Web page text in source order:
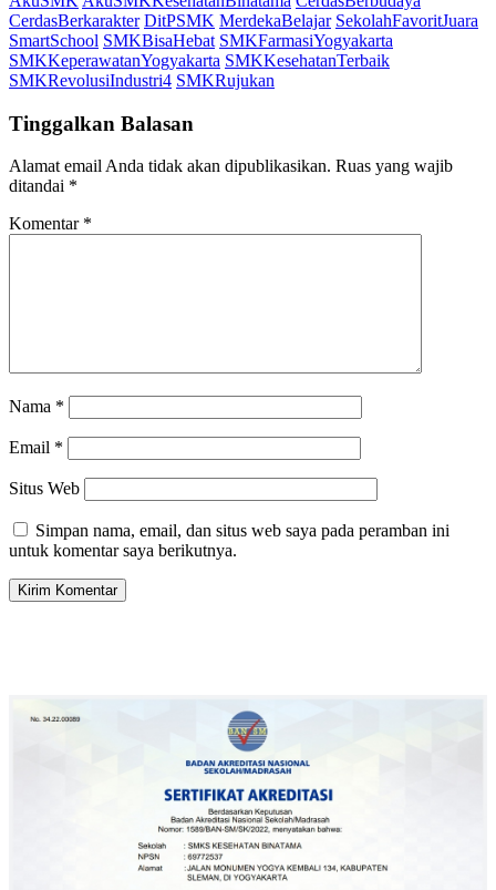
CerdasBerkarakter DitPSMK MerdekaBelajar SekolahFavoritJuara
SmartSchool SMKBisaHebat SMKFarmasiYogyakarta
SMKKeperawatanYogyakarta SMKKesehatanTerbaik
SMKRevolusiIndustri4 SMKRujukan
Tinggalkan Balasan
Alamat email Anda tidak akan dipublikasikan. Ruas yang wajib
ditandai *
Komentar *
Nama *
Email *
Situs Web
Simpan nama, email, dan situs web saya pada peramban ini
untuk komentar saya berikutnya.